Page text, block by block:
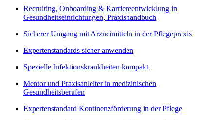
Recruiting, Onboarding & Karriereentwicklung in
Gesundheitseinrichtungen, Praxishandbuch
Sicherer Umgang mit Arzneimitteln in der Pflegepraxis
Expertenstandards sicher anwenden
Spezielle Infektionskrankheiten kompakt
Mentor und Praxisanleiter in medizinischen
Gesundheitsberufen
Expertenstandard Kontinenzförderung in der Pflege